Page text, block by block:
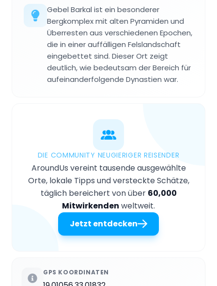
Gebel Barkal ist ein besonderer
Bergkomplex mit alten Pyramiden und
Überresten aus verschiedenen Epochen,
die in einer auffälligen Felslandschaft
eingebettet sind. Dieser Ort zeigt
deutlich, wie bedeutsam der Bereich für
aufeinanderfolgende Dynastien war.
DIE COMMUNITY NEUGIERIGER REISENDER
AroundUs vereint tausende ausgewählte
Orte, lokale Tipps und versteckte Schätze,
täglich bereichert von über 60,000
Mitwirkenden weltweit.
Jetzt entdecken
GPS KOORDINATEN